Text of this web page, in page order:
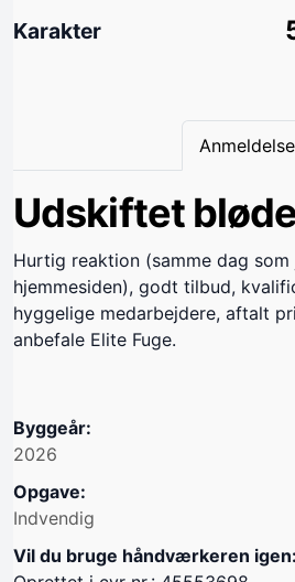
Karakter
Anmeldelse
Udskiftet
Hurtig reaktion (samme dag som
hjemmesiden), godt tilbud,
hyggelige medarbejdere, aftalt
anbefale Elite Fuge.
Byggeår:
2026
Opgave:
Indvendig
Vil du bruge håndværkeren